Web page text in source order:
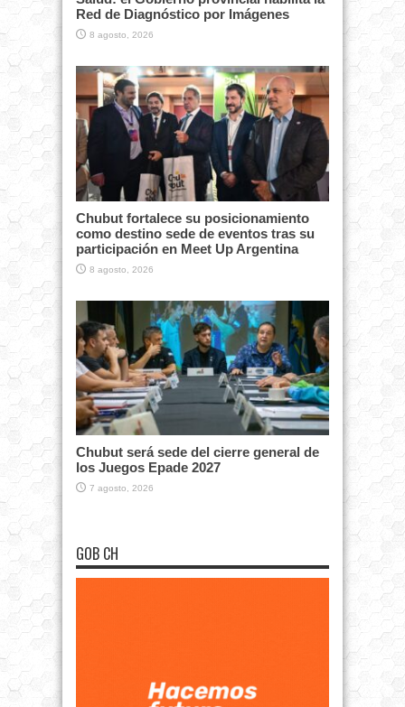
Red de Diagnóstico por Imágenes
8 agosto, 2026
Chubut fortalece su posicionamiento
como destino sede de eventos tras su
participación en Meet Up Argentina
8 agosto, 2026
Chubut será sede del cierre general de
los Juegos Epade 2027
7 agosto, 2026
GOB CH